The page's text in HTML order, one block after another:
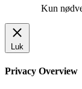
Kun
Luk
Privacy Overview